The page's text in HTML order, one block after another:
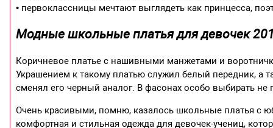
• первоклассницы мечтают выглядеть как принцесса,
Модные школьные платья для девочек
Коричневое платье с нашивными манжетами и
Украшением к такому платью служил белый передник, а
сменял его черный аналог. В фасонах особо выбирать не
Очень красивыми, помню, казалось школьные платья с
комфортная и стильная одежда для девочек-учениц,